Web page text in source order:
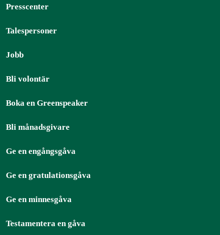
Presscenter
Talespersoner
Jobb
Bli volontär
Boka en Greenspeaker
Bli månadsgivare
Ge en engångsgåva
Ge en gratulationsgåva
Ge en minnesgåva
Testamentera en gåva